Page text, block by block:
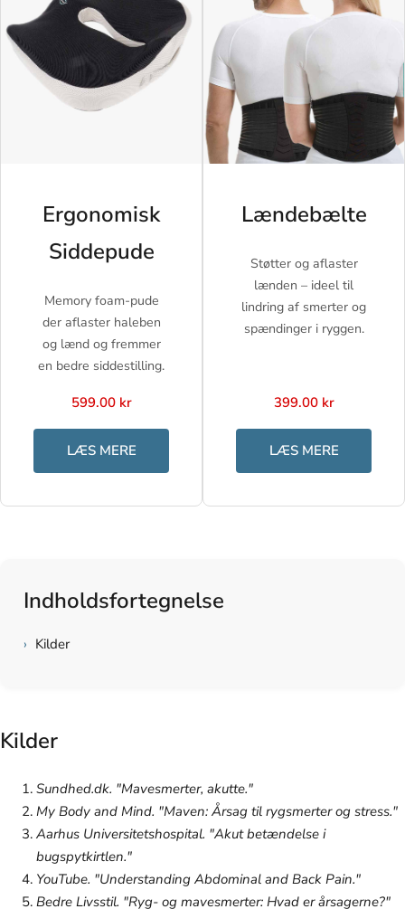
Ergonomisk
Siddepude
Memory foam-pude
der aflaster haleben
og lænd og fremmer
en bedre siddestilling.
599.00 kr
LÆS MERE
Lændebælte
Støtter og aflaster
lænden – ideel til
lindring af smerter og
spændinger i ryggen.
399.00 kr
LÆS MERE
Indholdsfortegnelse
› Kilder
Kilder
Sundhed.dk. "Mavesmerter, akutte."
My Body and Mind. "Maven: Årsag til rygsmerter og stress."
Aarhus Universitetshospital. "Akut betændelse i
bugspytkirtlen."
YouTube. "Understanding Abdominal and Back Pain."
Bedre Livsstil. "Ryg- og mavesmerter: Hvad er årsagerne?"